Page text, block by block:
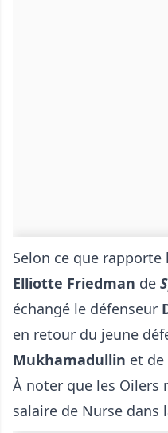
Selon ce que
Elliotte Friedman de
échangé le défenseur
en retour du jeune
Mukhamadullin et
À noter que les Oilers
salaire de Nurse dans